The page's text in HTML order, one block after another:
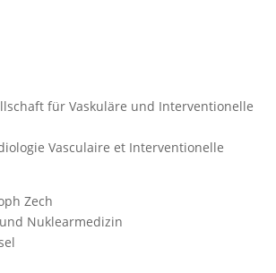
für Vaskuläre und Interventionelle
Vasculaire et Interventionelle
Zech
Nuklearmedizin